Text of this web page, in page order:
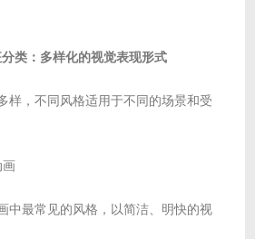
：多样化的视觉表现形式
样，不同风格适用于不同的场景和受
画
中最常见的风格，以简洁、明快的视